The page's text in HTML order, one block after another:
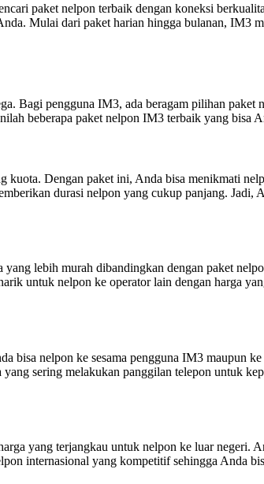
paket nelpon terbaik dengan koneksi
Mulai dari paket harian hingga bulanan, IM3
Bagi pengguna IM3, ada beragam pilihan paket
beberapa paket nelpon IM3 terbaik yang bisa
Dengan paket ini, Anda bisa menikmati
durasi nelpon yang cukup panjang. Jadi,
lebih murah dibandingkan dengan paket
untuk nelpon ke operator lain dengan harga
bisa nelpon ke sesama pengguna IM3 maupun
sering melakukan panggilan telepon untuk
yang terjangkau untuk nelpon ke luar negeri.
internasional yang kompetitif sehingga Anda